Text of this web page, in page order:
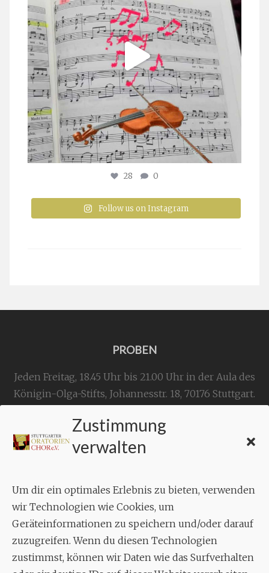
Zustimmung
verwalten
Um dir ein optimales Erlebnis zu bieten, verwenden
wir Technologien wie Cookies, um
Geräteinformationen zu speichern und/oder darauf
zuzugreifen. Wenn du diesen Technologien
zustimmst, können wir Daten wie das Surfverhalten
28 0
Follow us on Instagram
PROBEN
Jeden Freitag, 18.45 Uhr bis 21.00 Uhr in der Aula des
Königin-Olga-Stifts, Johannesstr. 18, 70176 Stuttgart.
KONTAKT
Geschäftsstelle:
Aixheimer Str. 18
70619 Stuttgart
MUSIK
Musikalischer Leiter: